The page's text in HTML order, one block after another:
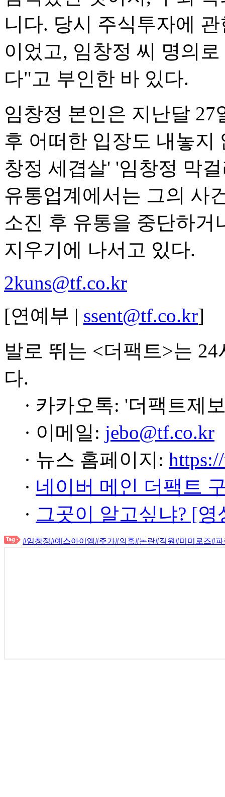
니다. 당시 주식투자에
이었고, 임창정 씨 명의
다"고 부인한 바 있다.
임창정 본인은 지난달 27
후 어떠한 입장도 내놓지
창정 세겹살' '임창정 막
유통업계에서는 그의 사
소진 후 유통을 중단하거
지우기에 나서고 있다.
2kuns@tf.co.kr
[연예부 | ssent@tf.co.kr]
발로 뛰는 <더팩트>는
다.
· 카카오톡: '더팩트제
· 이메일: jebo@tf.co.kr
· 뉴스 홈페이지:
· 네이버 메인 더팩트
· 그곳이 알고싶냐? [
#임창정#예스아이엠#주가#의혹#논란#직원#미미로즈#